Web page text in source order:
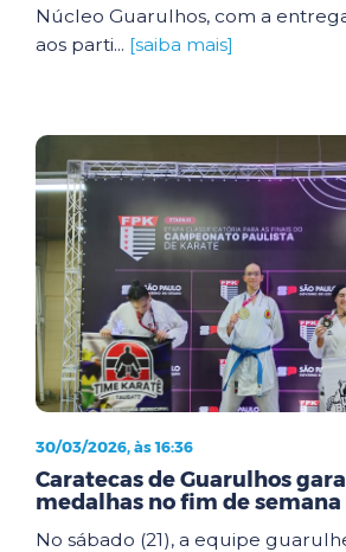
Núcleo Guarulhos, com a
aos parti... [saiba mais]
30/03/2026, às 16:36
Caratecas de Guarulhos
medalhas no fim de semana
No sábado (21), a equipe